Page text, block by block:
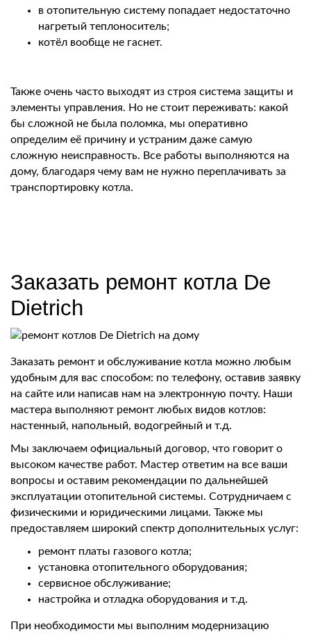
в отопительную систему попадает недостаточно
нагретый теплоноситель;
котёл вообще не гаснет.
Также очень часто выходят из строя система защиты и
элементы управления. Но не стоит переживать: какой
бы сложной не была поломка, мы оперативно
определим её причину и устраним даже самую
сложную неисправность. Все работы выполняются на
дому, благодаря чему вам не нужно переплачивать за
транспортировку котла.
Заказать ремонт котла De
Dietrich
Заказать ремонт и обслуживание котла можно любым
удобным для вас способом: по телефону, оставив заявку
на сайте или написав нам на электронную почту. Наши
мастера выполняют ремонт любых видов котлов:
настенный, напольный, водогрейный и т.д.
Мы заключаем официальный договор, что говорит о
высоком качестве работ. Мастер ответим на все ваши
вопросы и оставим рекомендации по дальнейшей
эксплуатации отопительной системы. Сотрудничаем с
физическими и юридическими лицами. Также мы
предоставляем широкий спектр дополнительных услуг:
ремонт платы газового котла;
установка отопительного оборудования;
сервисное обслуживание;
настройка и отладка оборудования и т.д.
При необходимости мы выполним модернизацию